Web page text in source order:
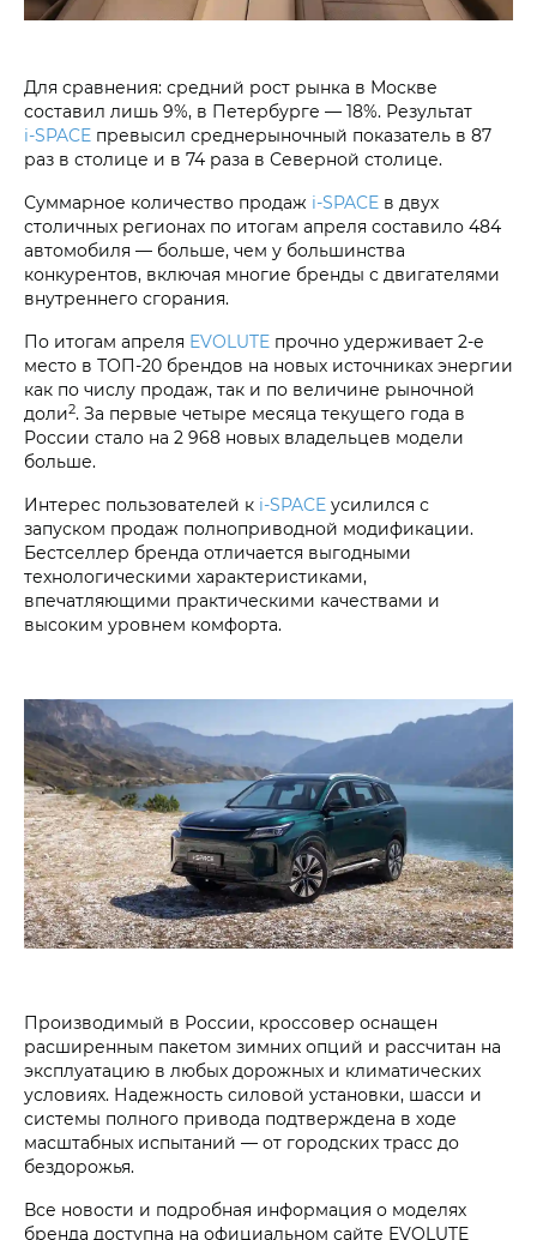
Для сравнения: средний рост рынка в Москве
составил лишь 9%, в Петербурге — 18%. Результат
i‑SPACE превысил среднерыночный показатель в 87
раз в столице и в 74 раза в Северной столице.
Суммарное количество продаж i‑SPACE в двух
столичных регионах по итогам апреля составило 484
автомобиля — больше, чем у большинства
конкурентов, включая многие бренды с двигателями
внутреннего сгорания.
По итогам апреля EVOLUTE прочно удерживает 2-е
место в ТОП-20 брендов на новых источниках энергии
как по числу продаж, так и по величине рыночной
доли2. За первые четыре месяца текущего года в
России стало на 2 968 новых владельцев модели
больше.
Интерес пользователей к i‑SPACE усилился с
запуском продаж полноприводной модификации.
Бестселлер бренда отличается выгодными
технологическими характеристиками,
впечатляющими практическими качествами и
высоким уровнем комфорта.
Производимый в России, кроссовер оснащен
расширенным пакетом зимних опций и рассчитан на
эксплуатацию в любых дорожных и климатических
условиях. Надежность силовой установки, шасси и
системы полного привода подтверждена в ходе
масштабных испытаний — от городских трасс до
бездорожья.
Все новости и подробная информация о моделях
бренда доступна на официальном сайте EVOLUTE